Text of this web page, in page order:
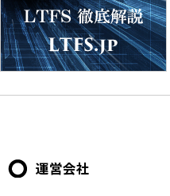
運営会社